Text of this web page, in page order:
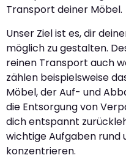
Transport deiner Möbel.
Unser Ziel ist es, dir
möglich zu gestalten.
reinen Transport auch
zählen beispielsweise
Möbel, der Auf- und
die Entsorgung von
dich entspannt
wichtige Aufgaben rund
konzentrieren.